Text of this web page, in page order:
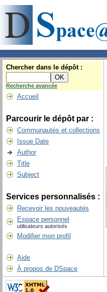
Chercher dans le dépôt :
Recherche avancée
Accueil
Parcourir le dépôt par :
Communautés et collections
Issue Date
Author
Title
Subject
Services personnalisés :
Recevoir les nouveautés
Espace personnel
utilisateurs autorisés
Modifier mon profil
Aide
À propos de DSpace